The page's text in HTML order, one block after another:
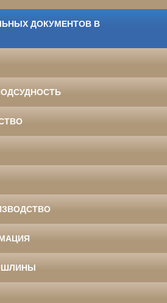
ДОКУМЕНТОВ В